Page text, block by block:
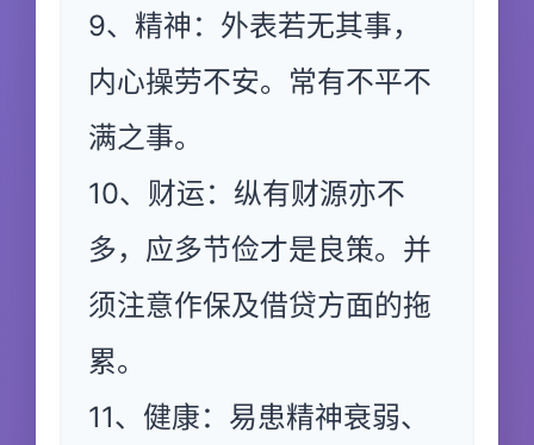
9、精神：外表若无其事，
内心操劳不安。常有不平不
满之事。
10、财运：纵有财源亦不
多，应多节俭才是良策。并
须注意作保及借贷方面的拖
累。
11、健康：易患精神衰弱、